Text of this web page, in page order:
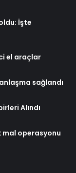
İşte
el araçlar
sağlandı
Alındı
mal operasyonu